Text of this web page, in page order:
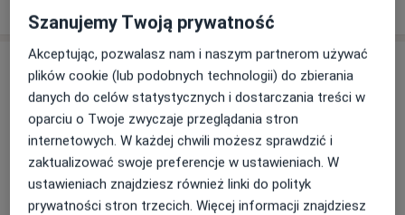
Usługi i ceny
Konsultacja ortopedyczna
Od 359 zł Szczegóły Umów wizytę
Konsultacja ortopedyczna + USG
Od 469 zł Szczegóły Umów wizytę
Szanujemy Twoją prywatność
Akceptując, pozwalasz nam i naszym partnerom używać
plików cookie (lub podobnych technologii) do zbierania
danych do celów statystycznych i dostarczania treści w
oparciu o Twoje zwyczaje przeglądania stron
internetowych. W każdej chwili możesz sprawdzić i
zaktualizować swoje preferencje w ustawieniach. W
ustawieniach znajdziesz również linki do polityk
prywatności stron trzecich. Więcej informacji znajdziesz